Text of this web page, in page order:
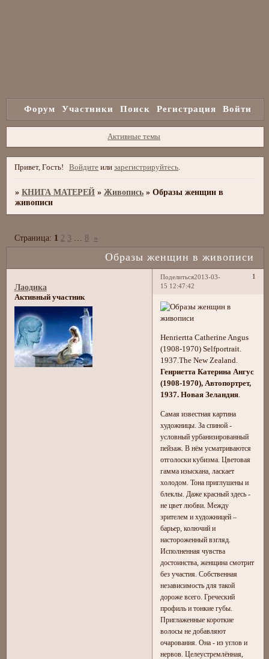
Форум Участники Поиск Регистрация Войти
Активные темы
Привет, Гость! Войдите илизарегистрируйтесь
»КНИГА МАТЕРЕЙ »Живопись »Образы женщин в
живописи
Образы женщин в живописи
Страница: 1 2 3 8 »
Поделиться 1
2013-03-
15 12:47:42
Лаодика
Активный участник
Henriertta Catherine Angus
(1908-1970) Selfportrait.
1937.The New Zealand.
Генриетта Катерина Ангус
(1908-1970), Автопортрет,
1937. Новая Зеландия.
Самая известная картина
художницы. За спиной -
условный урбанизированный
пейзаж. В нём усматриваются
отголоски кубизма. Цветовая
гамма изыскана, ласкает
холодом. Тона приглушены и
блеклы. Даже красный здесь -
не цвет любви. Между
зрителем и художницей –
барьер, колючий и
настороженный взгляд.
Исполненная чувства
достоинства, женщина смотрит
без участия. Собственная
независимость для такой
дороже всего. Греческий
профиль и тонкие губы.
Приглаженные короткие
волосы не добавляют
очарования. Она - из углов и
нервов. Целеустремлённая,